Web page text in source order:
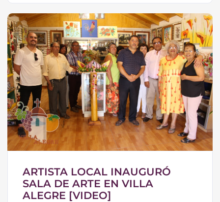
ARTISTA LOCAL INAUGURÓ
SALA DE ARTE EN VILLA
ALEGRE [VIDEO]